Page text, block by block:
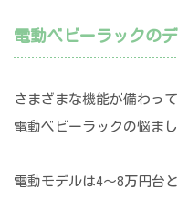
電動ベビーラックの
さまざまな機能が備わって
電動ベビーラックの悩ま
電動モデルは4〜8万円台